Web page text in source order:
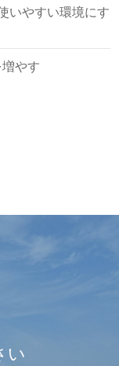
やすい環境にす
やす
い